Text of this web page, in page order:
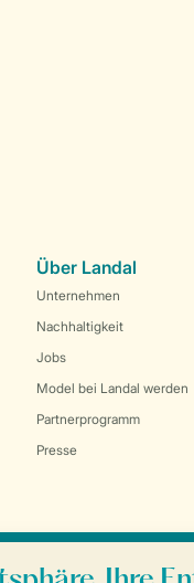
Über Landal
Unternehmen
Nachhaltigkeit
Jobs
Model bei Landal werden
Partnerprogramm
Presse